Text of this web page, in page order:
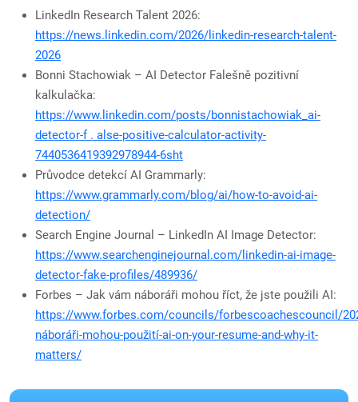
LinkedIn Research Talent 2026:
https://news.linkedin.com/2026/linkedin-research-talent-
2026
Bonni Stachowiak – AI Detector Falešně pozitivní
kalkulačka:
https://www.linkedin.com/posts/bonnistachowiak_ai-
detector-f . alse-positive-calculator-activity-
7440536419392978944-6sht
Průvodce detekcí AI Grammarly:
https://www.grammarly.com/blog/ai/how-to-avoid-ai-
detection/
Search Engine Journal – LinkedIn AI Image Detector:
https://www.searchenginejournal.com/linkedin-ai-image-
detector-fake-profiles/489936/
Forbes – Jak vám náboráři mohou říct, že jste použili AI:
https://www.forbes.com/councils/forbescoachescouncil/
náboráři-mohou-použití-ai-on-your-resume-and-why-it-
matters/